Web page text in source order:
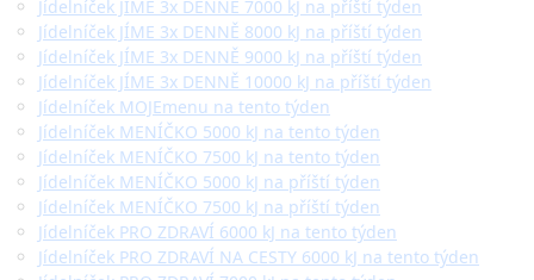
Jídelníček JÍME 3x DENNĚ 7000 kJ na příští týden
Jídelníček JÍME 3x DENNĚ 8000 kJ na příští týden
Jídelníček JÍME 3x DENNĚ 9000 kJ na příští týden
Jídelníček JÍME 3x DENNĚ 10000 kJ na příští týden
Jídelníček MOJEmenu na tento týden
Jídelníček MENÍČKO 5000 kJ na tento týden
Jídelníček MENÍČKO 7500 kJ na tento týden
Jídelníček MENÍČKO 5000 kJ na příští týden
Jídelníček MENÍČKO 7500 kJ na příští týden
Jídelníček PRO ZDRAVÍ 6000 kJ na tento týden
Jídelníček PRO ZDRAVÍ NA CESTY 6000 kJ na tento týden